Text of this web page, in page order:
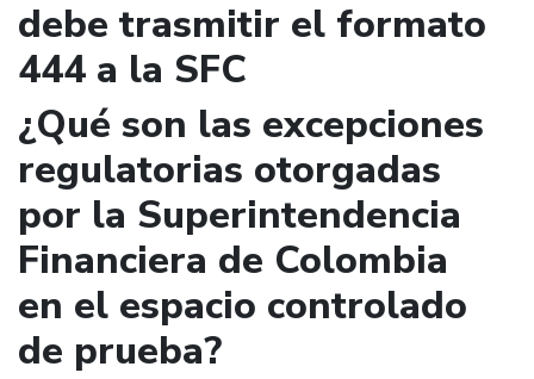
debe trasmitir el formato
444 a la SFC
¿Qué son las excepciones
regulatorias otorgadas
por la Superintendencia
Financiera de Colombia
en el espacio controlado
de prueba?